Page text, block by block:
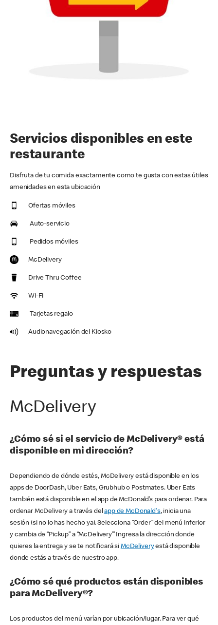
Servicios disponibles en este
restaurante
Disfruta de tu comida exactamente como te gusta con estas útiles
amenidades en esta ubicación
Ofertas móviles
Auto-servicio
Pedidos móviles
McDelivery
Drive Thru Coffee
Wi-Fi
Tarjetas regalo
Audionavegación del Kiosko
Preguntas y respuestas
McDelivery
¿Cómo sé si el servicio de McDelivery® está
disponible en mi dirección?
Dependiendo de dónde estés, McDelivery está disponible en los
apps de DoorDash, Uber Eats, Grubhub o Postmates. Uber Eats
también está disponible en el app de McDonald’s para ordenar. Para
ordenar McDelivery a través delapp de McDonald's, inicia una
sesión (si no lo has hecho ya). Selecciona “Order” del menú inferior
y cambia de “Pickup” a “McDelivery’” Ingresa la dirección donde
quieres la entrega y se te notificará si McDeliveryestá disponible
donde estás a través de nuestro app.
¿Cómo sé qué productos están disponibles
para McDelivery®?
Los productos del menú varían por ubicación/lugar. Para ver qué